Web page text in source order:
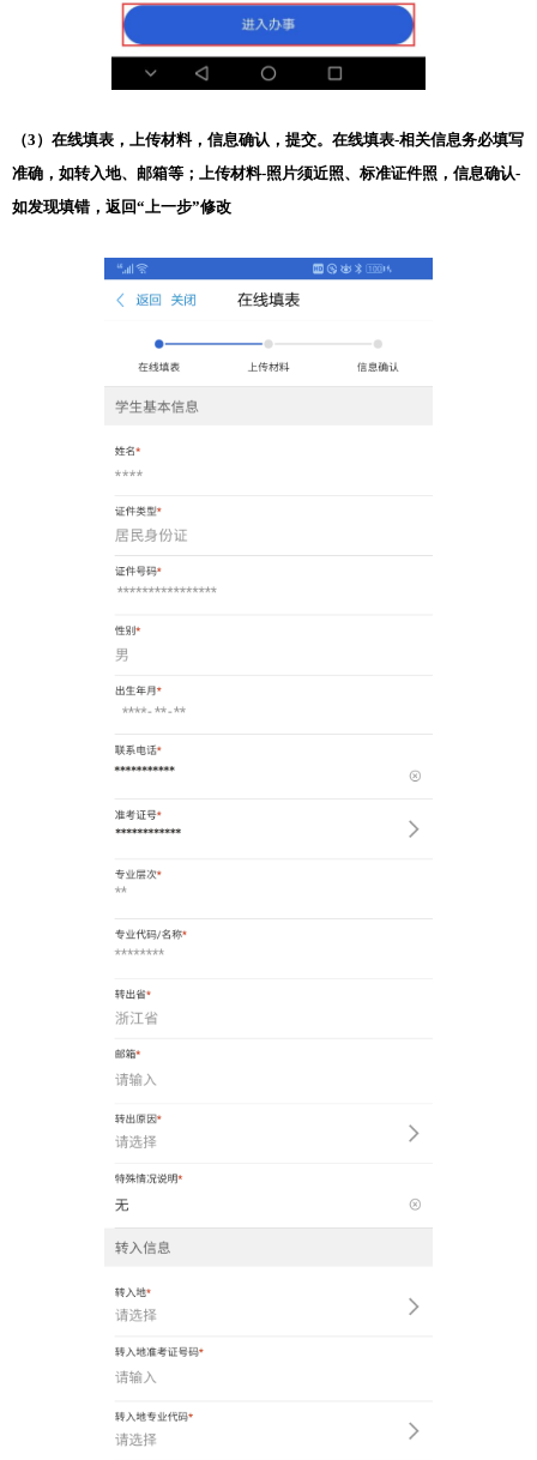
（3）在线填表，上传材料，信息确认，提交。在线填表-相关信息务必填写
准确，如转入地、邮箱等；上传材料-照片须近照、标准证件照，信息确认-
如发现填错，返回“上一步”修改